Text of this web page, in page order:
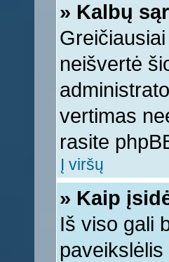
» Kalbų
neišvertė
vertimas
rasite
Į viršų
» Kaip
Iš viso gali